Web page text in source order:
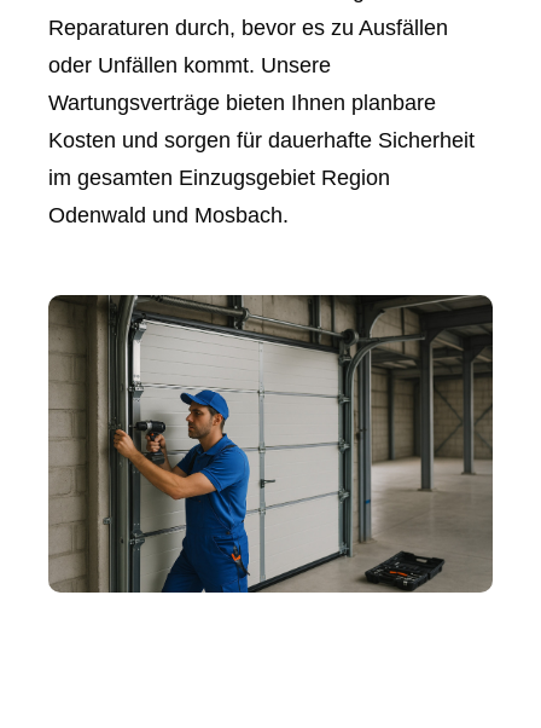
Reparaturen durch, bevor es zu Ausfällen
oder Unfällen kommt. Unsere
Wartungsverträge bieten Ihnen planbare
Kosten und sorgen für dauerhafte Sicherheit
im gesamten Einzugsgebiet Region
Odenwald und Mosbach.